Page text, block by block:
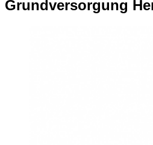
Grundversorgung